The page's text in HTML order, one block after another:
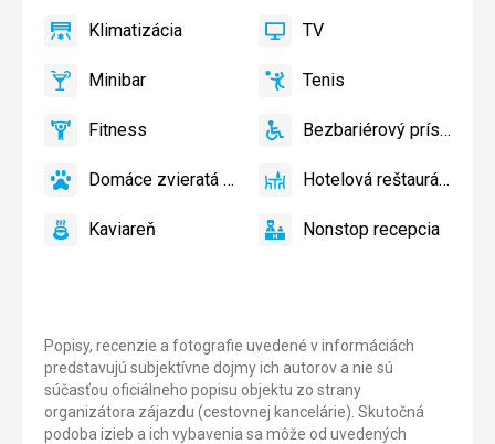
Popisy, recenzie a fotografie uvedené v informáciách
predstavujú subjektívne dojmy ich autorov a nie sú
súčasťou oficiálneho popisu objektu zo strany
organizátora zájazdu (cestovnej kancelárie). Skutočná
podoba izieb a ich vybavenia sa môže od uvedených
Klimatizácia
Klimatizácia
áno TV TV
áno
Minibar,Minibar
áno TenisTenis
áno
FitnessFitness
áno
Bezbariérový
Bezbariérový prístup
áno
Domáce
povolené
Domáce zvieratá povolené
áno
HotelováHotelová reštaurácia
áno
KaviareňKaviareň
áno
NonstopNonstop recepcia
áno